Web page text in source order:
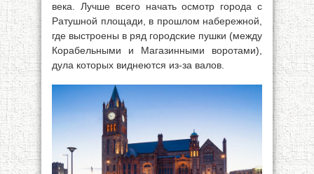
века. Лучше всего начать осмотр города с
Ратушной площади, в прошлом набережной,
где выстроены в ряд городские пушки (между
Корабельными и Магазинными воротами),
дула которых виднеются из-за валов.